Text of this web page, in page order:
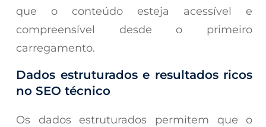
que o conteúdo esteja acessível e
compreensível desde o primeiro
carregamento.
Dados estruturados e resultados ricos
no SEO técnico
Os dados estruturados permitem que o